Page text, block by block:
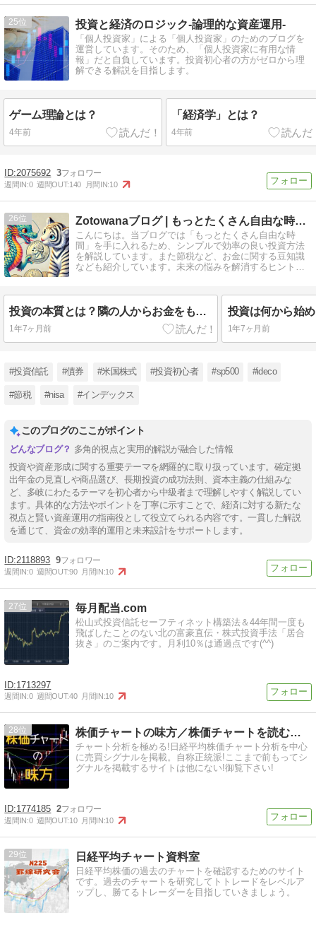
25 投資と経済のロジック-論理的な資産運用-
「個人投資家」による「個人投資家」のためのブログを
運営しています。そのため、「個人投資家に有用な情
報」だと自負しています。投資初心者の方がゼロから理
解できる解説を目指します。
ゲーム理論とは？
4年前
「経済学」とは？
4年前
2075692 3
週間IN:0 週間OUT:140 月間IN:10
26 Zotowanaブログ | もっとたくさん自由な時間を
こんにちは。当ブログでは「もっとたくさん自由な時
間」を手に入れるため、シンプルで効率の良い投資方法
を解説しています。また節税など、お金に関する豆知識
なども紹介しています。未来の悩みを解消するヒントが
投資の本質とは？隣の人からお金をもらう仕組み【資本主義と格差のメカニズム】
1年7ヶ月前 1年7ヶ月前
#投資信託 #債券 #米国株式 #投資初心者 #sp500 #ideco
#節税 #nisa #インデックス
このブログのここがポイント
多角的視点と実用的解説が融合した情報
投資や資産形成に関する重要テーマを網羅的に取り扱っています。確定拠
出年金の見直しや商品選び、長期投資の成功法則、資本主義の仕組みな
ど、多岐にわたるテーマを初心者から中級者まで理解しやすく解説してい
ます。具体的な方法やポイントを丁寧に示すことで、経済に対する新たな
視点と賢い資産運用の指南役として役立てられる内容です。一貫した解説
を通じて、資金の効率的運用と未来設計をサポートします。
2118893 9
週間IN:0 週間OUT:90 月間IN:10
27 毎月配当.com
松山式投資信託セーフティネット構築法＆44年間一度も
飛ばしたことのない北の富豪直伝・株式投資手法「居合
抜き」のご案内です。月利10％は通過点です(^^)
1713297
週間IN:0 週間OUT:40 月間IN:10
28 株価チャートの味方／株価チャートを読む〜解る売買ポイント
チャート分析を極める!日経平均株価チャート分析を中心
に売買シグナルを掲載。自称正統派!ここまで前もってシ
グナルを掲載するサイトは他にない!御覧下さい!
1774185 2
週間IN:0 週間OUT:10 月間IN:10
29 日経平均チャート資料室
日経平均株価の過去のチャートを確認するためのサイト
です。過去のチャートを研究してトトレードをレベルア
ップし、勝てるトレーダーを目指していきましょう。